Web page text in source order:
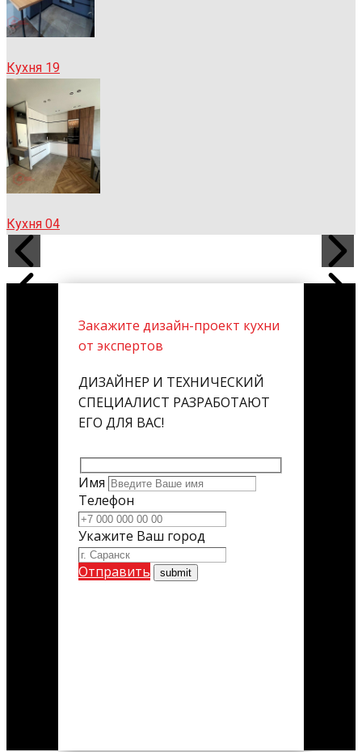
Кухня 19
Кухня 04
Закажите дизайн-проект кухни
от экспертов
ДИЗАЙНЕР И ТЕХНИЧЕСКИЙ
СПЕЦИАЛИСТ РАЗРАБОТАЮТ
ЕГО ДЛЯ ВАС!
Имя
Телефон
Укажите Ваш город
Отправить